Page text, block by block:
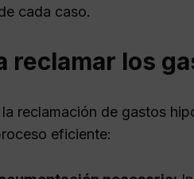
cada caso.
reclamar los
reclamación de gastos
eficiente: